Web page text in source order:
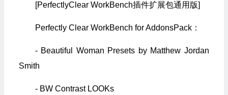
[PerfectlyClear WorkBench插件扩展包通用版]
Perfectly Clear WorkBench for AddonsPack：
- Beautiful Woman Presets by Matthew Jordan
Smith
- BW Contrast LOOKs